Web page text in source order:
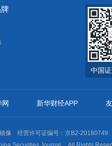
中国
网 新华财经APP
像 经营许可证编号：京B2-